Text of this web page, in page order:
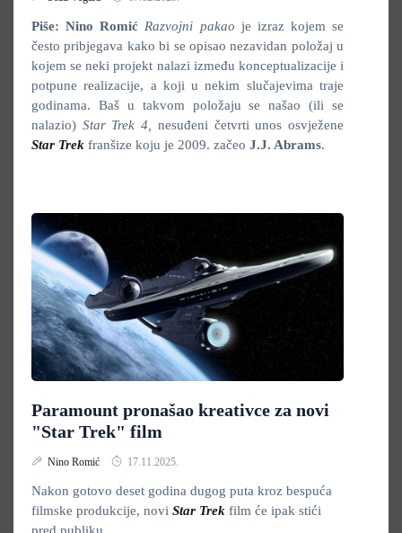
Piše: Nino Romić Razvojni pakao je izraz kojem se
često pribjegava kako bi se opisao nezavidan položaj u
kojem se neki projekt nalazi između konceptualizacije i
potpune realizacije, a koji u nekim slučajevima traje
godinama. Baš u takvom položaju se našao (ili se
nalazio) Star Trek 4, nesuđeni četvrti unos osvježene
Star Trek franšize koju je 2009. začeo J.J. Abrams.
Paramount pronašao kreativce za novi
"Star Trek" film
Nino Romić 17.11.2025.
Nakon gotovo deset godina dugog puta kroz bespuća
filmske produkcije, novi Star Trek film će ipak stići